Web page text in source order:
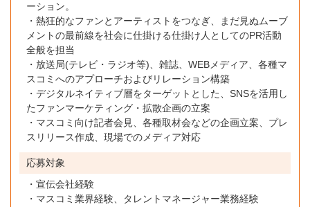
ーション。
・熱狂的なファンとアーティストをつなぎ、まだ見ぬムーブ
メントの最前線を社会に仕掛ける仕掛け人としてのPR活動
全般を担当
・放送局(テレビ・ラジオ等)、雑誌、WEBメディア、各種マ
スコミへのアプローチおよびリレーション構築
・デジタルネイティブ層をターゲットとした、SNSを活用し
たファンマーケティング・拡散企画の立案
・マスコミ向け記者会見、各種取材会などの企画立案、プレ
スリリース作成、現場でのメディア対応
応募対象
・宣伝会社経験
・マスコミ業界経験、タレントマネージャー業務経験